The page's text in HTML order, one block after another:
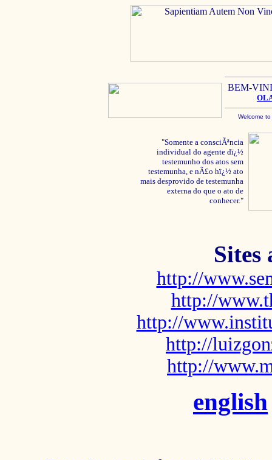
BEM-
Welcome
"Somente a consciÃªncia
individual do agente dï¿½
testemunho dos atos sem
testemunha, e nÃ£o hï¿½ ato
mais desprovido de testemunha
externa do que o ato de
conhecer."
Sites
http://
http://
http://
http://
http://
english